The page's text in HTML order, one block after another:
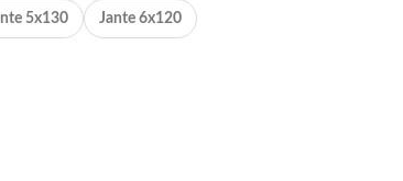
5x130 Jante 6x120